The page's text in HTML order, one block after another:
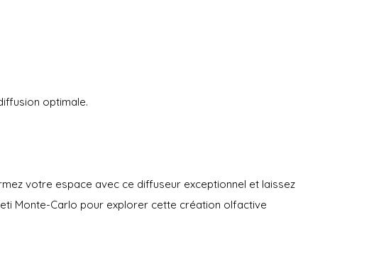
optimale.
votre espace avec ce diffuseur exceptionnel et laissez
Monte-Carlo pour explorer cette création olfactive